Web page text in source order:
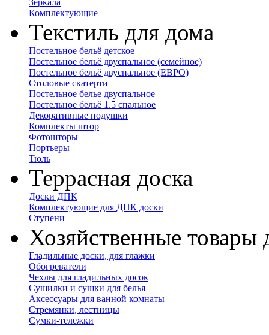
Зеркала
Комплектующие
Текстиль для дома
Постельное бельё детское
Постельное бельё двуспальное (семейное)
Постельное бельё двуспальное (ЕВРО)
Столовые скатерти
Постельное белье двуспальное
Постельное бельё 1.5 спальное
Декоративные подушки
Комплекты штор
Фотошторы
Портьеры
Тюль
Террасная доска
Доски ДПК
Комплектующие для ДПК доски
Ступени
Хозяйственные товары
Гладильные доски, для глажки
Обогреватели
Чехлы для гладильных досок
Сушилки и сушки для белья
Аксессуары для ванной комнаты
Стремянки, лестницы
Сумки-тележки